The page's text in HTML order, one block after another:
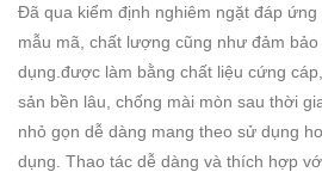
Đã qua kiểm định nghiêm ngặt đáp
mẫu mã, chất lượng cũng như đảm
dụng.được làm bằng chất liệu cứng
sản bền lâu, chống mài mòn sau thời
nhỏ gọn dễ dàng mang theo sử dụng
dụng. Thao tác dễ dàng và thích hợp